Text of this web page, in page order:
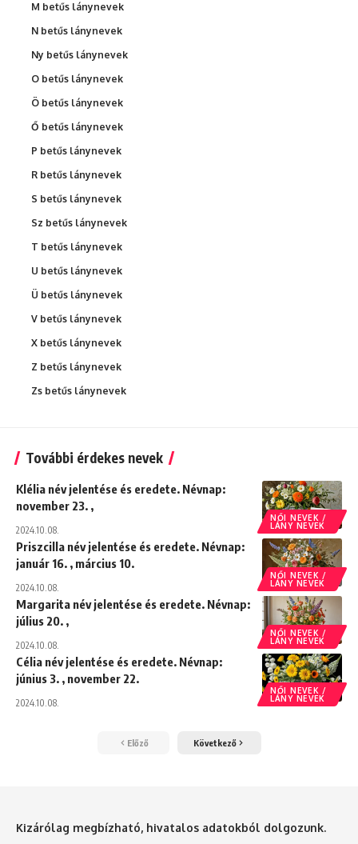
M betűs lánynevek
N betűs lánynevek
Ny betűs lánynevek
O betűs lánynevek
Ö betűs lánynevek
Ő betűs lánynevek
P betűs lánynevek
R betűs lánynevek
S betűs lánynevek
Sz betűs lánynevek
T betűs lánynevek
U betűs lánynevek
Ü betűs lánynevek
V betűs lánynevek
X betűs lánynevek
Z betűs lánynevek
Zs betűs lánynevek
További érdekes nevek
NŐI NEVEK /
LÁNY NEVEK
Klélia név jelentése és eredete. Névnap:
november 23. ,
2024.10.08.
NŐI NEVEK /
LÁNY NEVEK
Priszcilla név jelentése és eredete. Névnap:
január 16. , március 10.
2024.10.08.
NŐI NEVEK /
LÁNY NEVEK
Margarita név jelentése és eredete. Névnap:
július 20. ,
2024.10.08.
NŐI NEVEK /
LÁNY NEVEK
Célia név jelentése és eredete. Névnap:
június 3. , november 22.
2024.10.08.
Előző Következő
Kizárólag megbízható, hivatalos adatokból dolgozunk.